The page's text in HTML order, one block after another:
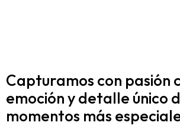
Capturamos con pasión
emoción y detalle único
momentos más